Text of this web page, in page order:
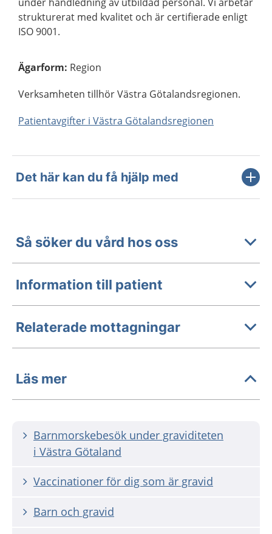
strukturerat med kvalitet och är certifierade enligt
ISO 9001.
Ägarform: Region
Verksamheten tillhör Västra Götalandsregionen.
Patientavgifter i Västra Götalandsregionen
Det här kan du få hjälp med
Så söker du vård hos oss
Information till patient
Relaterade mottagningar
Läs mer
Barnmorskebesök under graviditeten
i Västra Götaland
Vaccinationer för dig som är gravid
Barn och gravid